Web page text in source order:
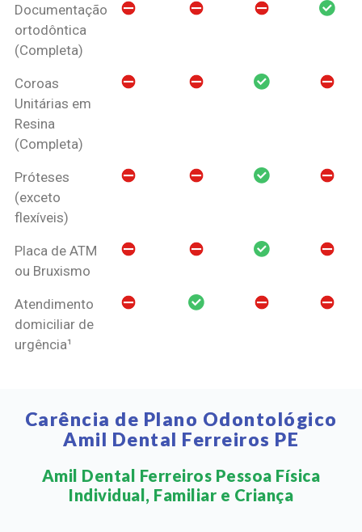
Documentação
ortodôntica
(Completa)
Coroas
Unitárias em
Resina
(Completa)
Próteses
(exceto
flexíveis)
Placa de ATM
ou Bruxismo
Atendimento
domiciliar de
urgência¹
Carência de Plano Odontológico
Amil Dental Ferreiros PE
Amil Dental Ferreiros Pessoa Física
Individual, Familiar e Criança​